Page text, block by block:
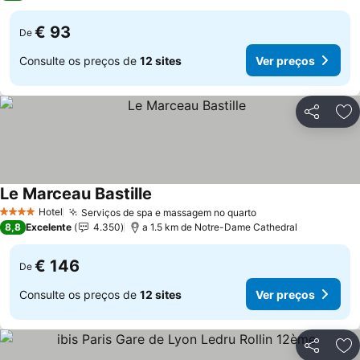
De € 93
Consulte os preços de 12 sites Ver preços
Partilhar
4 EstrelasHotel Serviços de spa e massagem no quartoVer preços
Le Marceau Bastille
8,8 Excelente 4.350 a 1.5 km de Notre-Dame Cathedral
De € 146
Consulte os preços de 12 sites Ver preços
Partilhar